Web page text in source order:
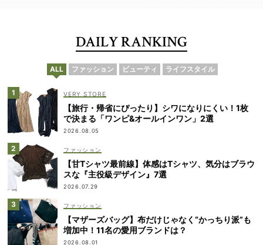
DAILY RANKING
ALL ファッション ビューティ ライフスタイル
VERY STORE
【旅行・帰省にぴったり】シワになりにくい！1枚
で決まる「ワンピ&オールインワン」2選
2026.08.05
ファッション
【甘Tシャツ最前線】体感はTシャツ、気分はブラウ
スな『主役級デザイン』7選
2026.07.29
ファッション
【マザーズバッグ】布だけじゃなく“かっちり派”も
増加中！11名の愛用ブランドは？
2026.08.01